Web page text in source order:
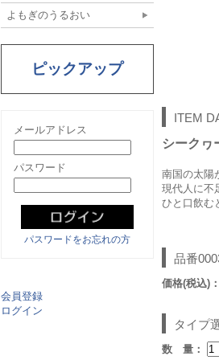
よもぎのうるおい
ピックアップ
メールアドレス
パスワード
パスワードをお忘れの方
会員登録
ログイン
ITEM
シークヮ
南国の太陽
現代人に不
ひと口飲む
品番
価格(税込)：
タイプ
数 量：